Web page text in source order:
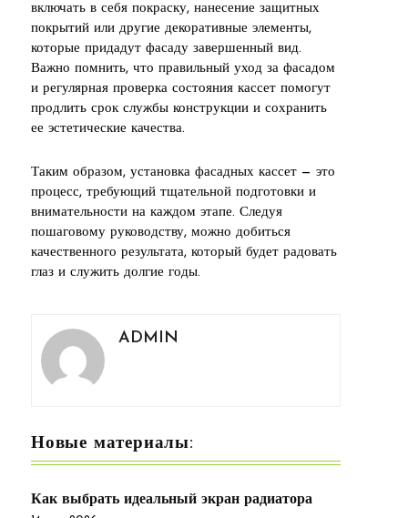
включать в себя покраску, нанесение защитных
покрытий или другие декоративные элементы,
которые придадут фасаду завершенный вид.
Важно помнить, что правильный уход за фасадом
и регулярная проверка состояния кассет помогут
продлить срок службы конструкции и сохранить
ее эстетические качества.
Таким образом, установка фасадных кассет — это
процесс, требующий тщательной подготовки и
внимательности на каждом этапе. Следуя
пошаговому руководству, можно добиться
качественного результата, который будет радовать
глаз и служить долгие годы.
ADMIN
Новые материалы:
Как выбрать идеальный экран радиатора